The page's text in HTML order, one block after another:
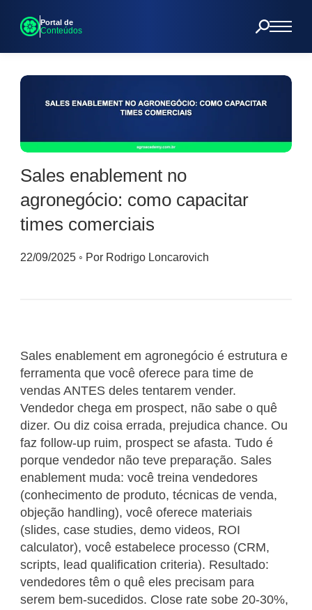
Portal de
Conteúdos
Sales enablement no
agronegócio: como capacitar
times comerciais
22/09/2025 ◦ Por Rodrigo Loncarovich
Sales enablement em agronegócio é estrutura e
ferramenta que você oferece para time de
vendas ANTES deles tentarem vender.
Vendedor chega em prospect, não sabe o quê
dizer. Ou diz coisa errada, prejudica chance. Ou
faz follow-up ruim, prospect se afasta. Tudo é
porque vendedor não teve preparação. Sales
enablement muda: você treina vendedores
(conhecimento de produto, técnicas de venda,
objeção handling), você oferece materiais
(slides, case studies, demo videos, ROI
calculator), você estabelece processo (CRM,
scripts, lead qualification criteria). Resultado:
vendedores têm o quê eles precisam para
serem bem-sucedidos. Close rate sobe 20-30%,